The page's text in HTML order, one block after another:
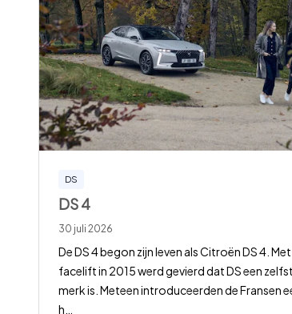
DS
DS 4
30 juli 2026
De DS 4 begon zijn leven als Citroën DS 4.
facelift in 2015 werd gevierd dat DS een
merk is. Meteen introduceerden de Fransen
h